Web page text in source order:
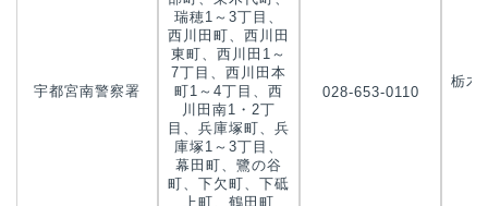
宇都宮南警察署
瑞穂1～3丁目、
西川田町、西川田
東町、西川田1～
7丁目、西川田本
町1～4丁目、西
川田南1・2丁
目、兵庫塚町、兵
庫塚1～3丁目、
幕田町、鷺の谷
町、下欠町、下砥
上町、鶴田町
028-653-0110
栃木